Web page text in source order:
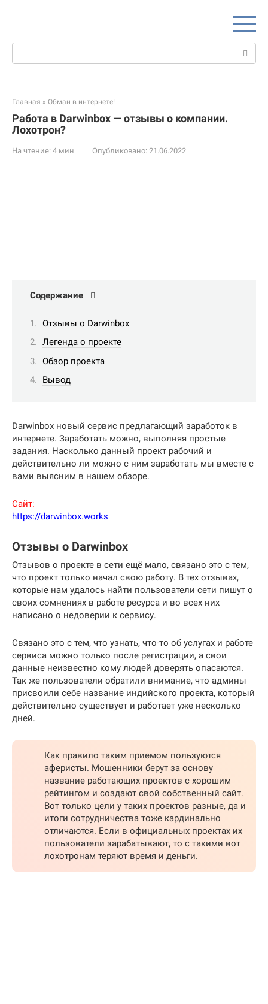
Поиск:
Главная » Обман в интернете!
Работа в Darwinbox — отзывы о компании.
Лохотрон?
На чтение: 4 мин Опубликовано: 21.06.2022
Содержание
Отзывы о Darwinbox
Легенда о проекте
Обзор проекта
Вывод
Darwinbox новый сервис предлагающий заработок в
интернете. Заработать можно, выполняя простые
задания. Насколько данный проект рабочий и
действительно ли можно с ним заработать мы вместе с
вами выясним в нашем обзоре.
Сайт:
https://darwinbox.works
Отзывы о Darwinbox
Отзывов о проекте в сети ещё мало, связано это с тем,
что проект только начал свою работу. В тех отзывах,
которые нам удалось найти пользователи сети пишут о
своих сомнениях в работе ресурса и во всех них
написано о недоверии к сервису.
Связано это с тем, что узнать, что-то об услугах и работе
сервиса можно только после регистрации, а свои
данные неизвестно кому людей доверять опасаются.
Так же пользователи обратили внимание, что админы
присвоили себе название индийского проекта, который
действительно существует и работает уже несколько
дней.
Как правило таким приемом пользуются
аферисты. Мошенники берут за основу
название работающих проектов с хорошим
рейтингом и создают свой собственный сайт.
Вот только цели у таких проектов разные, да и
итоги сотрудничества тоже кардинально
отличаются. Если в официальных проектах их
пользователи зарабатывают, то с такими вот
лохотронам теряют время и деньги.